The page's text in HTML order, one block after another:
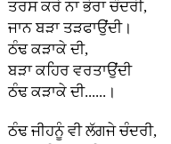
ਤਰਸ ਕਰੇ ਨਾ ਭੋਰਾ ਚੰਦਰੀ,
ਜਾਨ ਬੜਾ ਤੜਫਾਉਂਦੀ।
ਠੰਢ ਕੜਾਕੇ ਦੀ,
ਬੜਾ ਕਹਿਰ ਵਰਤਾਉਂਦੀ
ਠੰਢ ਕੜਾਕੇ ਦੀ......।
ਠੰਢ ਜੀਹਨੂੰ ਵੀ ਲੱਗਜੇ ਚੰਦਰੀ,